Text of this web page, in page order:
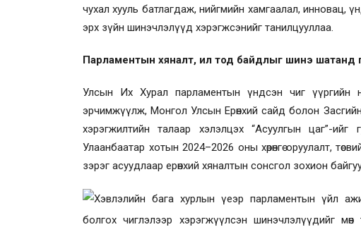
чухал хууль батлагдаж, нийгмийн хамгаалал, инновац,
эрх зүйн шинэчлэлүүд хэрэгжсэнийг танилцууллаа.
Парламентын хяналт, ил тод байдлыг шинэ шатанд
Улсын Их Хурал парламентын үндсэн чиг үүргийн
эрчимжүүлж, Монгол Улсын Ерөнхий сайд болон
хэрэгжилтийн талаар хэлэлцэх“Асуулгын цаг”-ийг
Улаанбаатар хотын 2024–2026 оны хөрөнгө оруулалт,
зэрэг асуудлаар ерөнхий хяналтын сонсгол зохион
Хэвлэлийн бага хурлын үеэр парламентын үйл
болгох чиглэлээр хэрэгжүүлсэн шинэчлэлүүдийг